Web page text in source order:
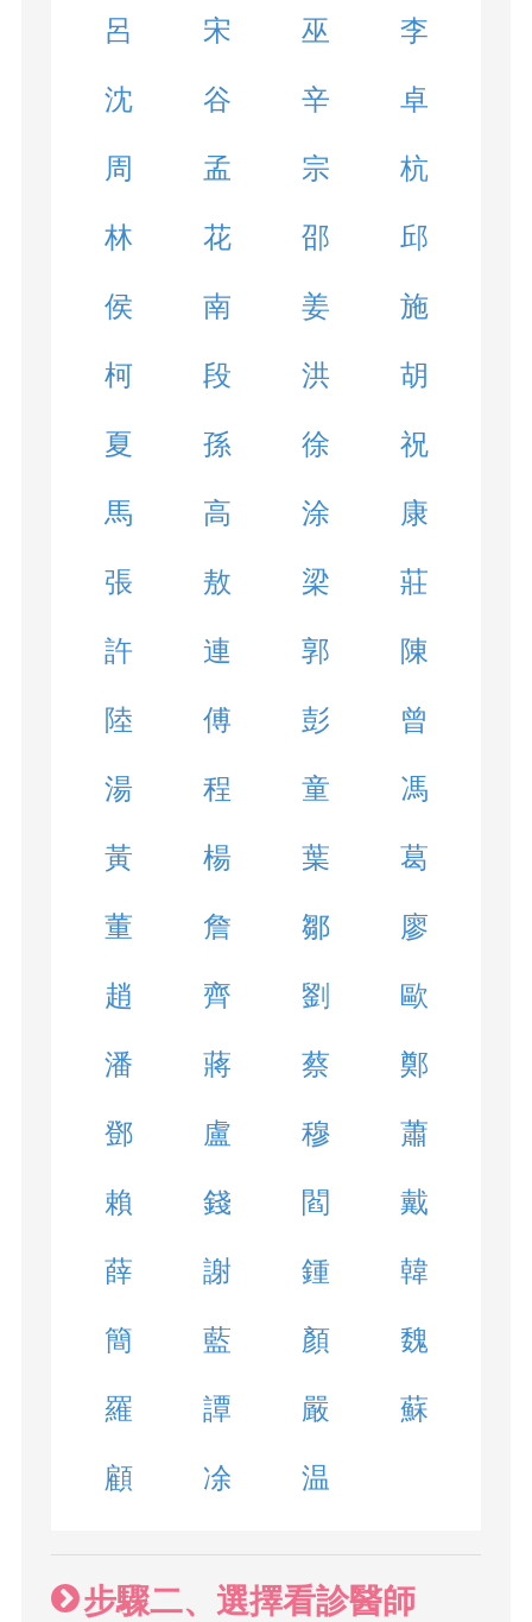
呂 宋 巫 李
沈 谷 辛 卓
周 孟 宗 杭
林 花 邵 邱
侯 南 姜 施
柯 段 洪 胡
夏 孫 徐 祝
馬 高 涂 康
張 敖 梁 莊
許 連 郭 陳
陸 傅 彭 曾
湯 程 童 馮
黃 楊 葉 葛
董 詹 鄒 廖
趙 齊 劉 歐
潘 蔣 蔡 鄭
鄧 盧 穆 蕭
賴 錢 閻 戴
薛 謝 鍾 韓
簡 藍 顏 魏
羅 譚 嚴 蘇
顧 凃 温
步驟二、選擇看診醫師